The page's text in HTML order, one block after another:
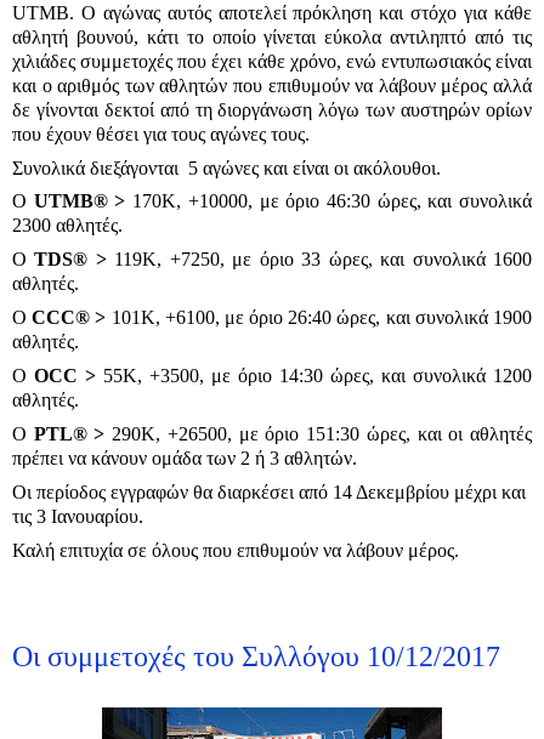
UTMB. Ο αγώνας αυτός αποτελεί πρόκληση και στόχο για κάθε
αθλητή βουνού, κάτι το οποίο γίνεται εύκολα αντιληπτό από τις
χιλιάδες συμμετοχές που έχει κάθε χρόνο, ενώ εντυπωσιακός είναι
και ο αριθμός των αθλητών που επιθυμούν να λάβουν μέρος αλλά
δε γίνονται δεκτοί από τη διοργάνωση λόγω των αυστηρών ορίων
που έχουν θέσει για τους αγώνες τους.
Συνολικά διεξάγονται 5 αγώνες και είναι οι ακόλουθοι.
Ο UTMB® > 170Κ, +10000, με όριο 46:30 ώρες, και συνολικά
2300 αθλητές.
ΟTDS® > 119K, +7250, με όριο 33 ώρες, και συνολικά 1600
αθλητές.
ΟCCC® > 101K, +6100, με όριο 26:40 ώρες, και συνολικά 1900
αθλητές.
Ο OCC > 55K, +3500, με όριο 14:30 ώρες, και συνολικά 1200
αθλητές.
Ο PTL® > 290Κ, +26500, με όριο 151:30 ώρες, και οι αθλητές
πρέπει να κάνουν ομάδα των 2 ή 3 αθλητών.
Οι περίοδος εγγραφών θα διαρκέσει από 14 Δεκεμβρίου μέχρι και
τις 3 Ιανουαρίου.
Καλή επιτυχία σε όλους που επιθυμούν να λάβουν μέρος.
Οι συμμετοχές του Συλλόγου 10/12/2017